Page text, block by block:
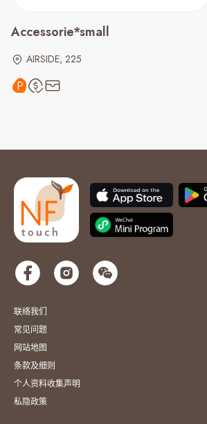
Accessorie*small
AIRSIDE, 225
联络我们
常见问题
网站地图
条款及细则
个人资料收集声明
私隐政策